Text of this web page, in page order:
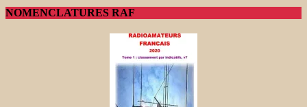
NOMENCLATURES RAF